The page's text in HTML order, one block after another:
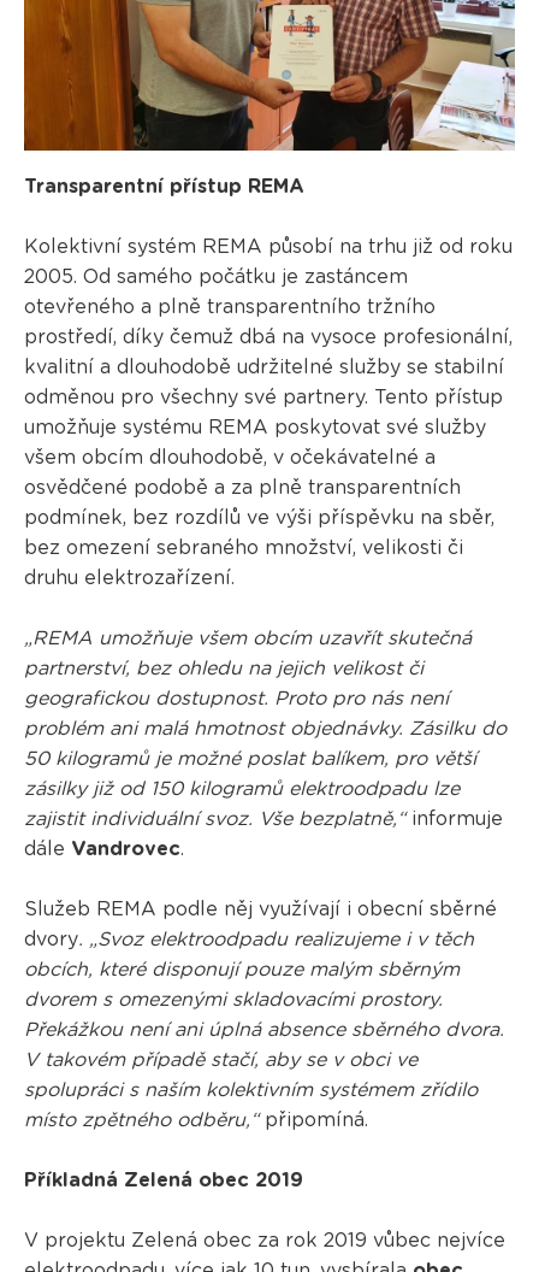
Transparentní přístup REMA
Kolektivní systém REMA působí na trhu již od roku
2005. Od samého počátku je zastáncem
otevřeného a plně transparentního tržního
prostředí, díky čemuž dbá na vysoce profesionální,
kvalitní a dlouhodobě udržitelné služby se stabilní
odměnou pro všechny své partnery. Tento přístup
umožňuje systému REMA poskytovat své služby
všem obcím dlouhodobě, v očekávatelné a
osvědčené podobě a za plně transparentních
podmínek, bez rozdílů ve výši příspěvku na sběr,
bez omezení sebraného množství, velikosti či
druhu elektrozařízení.
„REMA umožňuje všem obcím uzavřít skutečná
partnerství, bez ohledu na jejich velikost či
geografickou dostupnost. Proto pro nás není
problém ani malá hmotnost objednávky. Zásilku do
50 kilogramů je možné poslat balíkem, pro větší
zásilky již od 150 kilogramů elektroodpadu lze
zajistit individuální svoz. Vše bezplatně,“informuje
dále Vandrovec.
Služeb REMA podle něj využívají i obecní sběrné
dvory. „Svoz elektroodpadu realizujeme i v těch
obcích, které disponují pouze malým sběrným
dvorem s omezenými skladovacími prostory.
Překážkou není ani úplná absence sběrného dvora.
V takovém případě stačí, aby se v obci ve
spolupráci s naším kolektivním systémem zřídilo
místo zpětného odběru,“připomíná.
Příkladná Zelená obec 2019
V projektu Zelená obec za rok 2019 vůbec nejvíce